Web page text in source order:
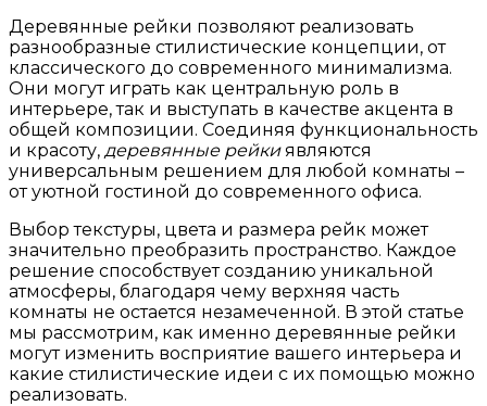
Деревянные рейки позволяют реализовать
разнообразные стилистические концепции, от
классического до современного минимализма.
Они могут играть как центральную роль в
интерьере, так и выступать в качестве акцента в
общей композиции. Соединяя функциональность
и красоту, деревянные рейкиявляются
универсальным решением для любой комнаты –
от уютной гостиной до современного офиса.
Выбор текстуры, цвета и размера рейк может
значительно преобразить пространство. Каждое
решение способствует созданию уникальной
атмосферы, благодаря чему верхняя часть
комнаты не остается незамеченной. В этой статье
мы рассмотрим, как именно деревянные рейки
могут изменить восприятие вашего интерьера и
какие стилистические идеи с их помощью можно
реализовать.